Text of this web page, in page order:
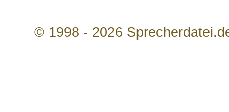
© 1998 - 2026